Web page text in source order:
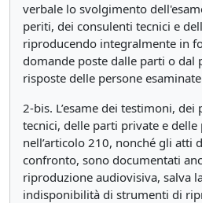
verbale lo svolgimento
periti, dei consulenti tecnici e
riproducendo integralmente in
domande poste dalle parti o dal
risposte delle persone
2-bis. L’esame dei testimoni,
tecnici, delle parti private e delle
nell’articolo 210, nonché gli atti
confronto, sono documentati
riproduzione audiovisiva, salva
indisponibilità di strumenti di